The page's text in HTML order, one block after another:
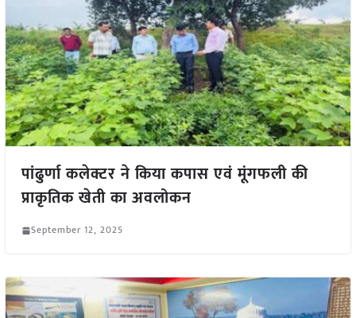
पांढुर्णा कलेक्टर ने किया कपास एवं मूंगफली की
प्राकृतिक खेती का अवलोकन
September 12, 2025